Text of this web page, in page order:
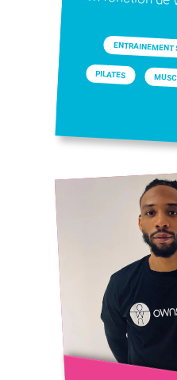
ENTRAINEMENT
PILATES